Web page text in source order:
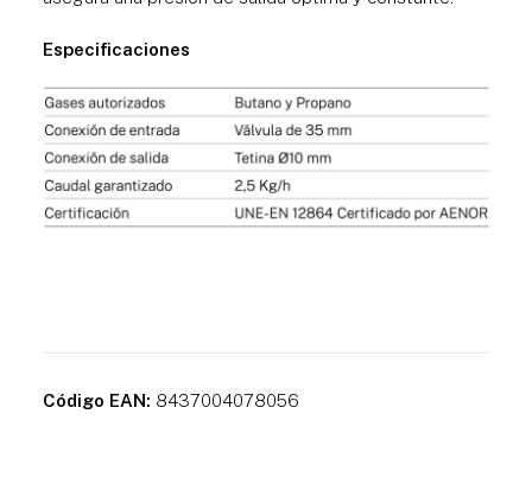
Especificaciones
Código EAN: 8437004078056